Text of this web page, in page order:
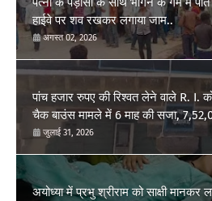
हाईवे पर शव रखकर लगाया जाम..
अगस्त 02, 2026
पांच हजार रुपए की रिश्वत लेने वाले R. I.
चैक बाउंस मामले में 6 माह की सजा,
होगा..जुलाई 31, 2026
अयोध्या में प्रभु श्रीराम को साक्षी